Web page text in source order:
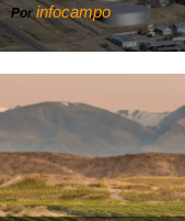
Por infocampo